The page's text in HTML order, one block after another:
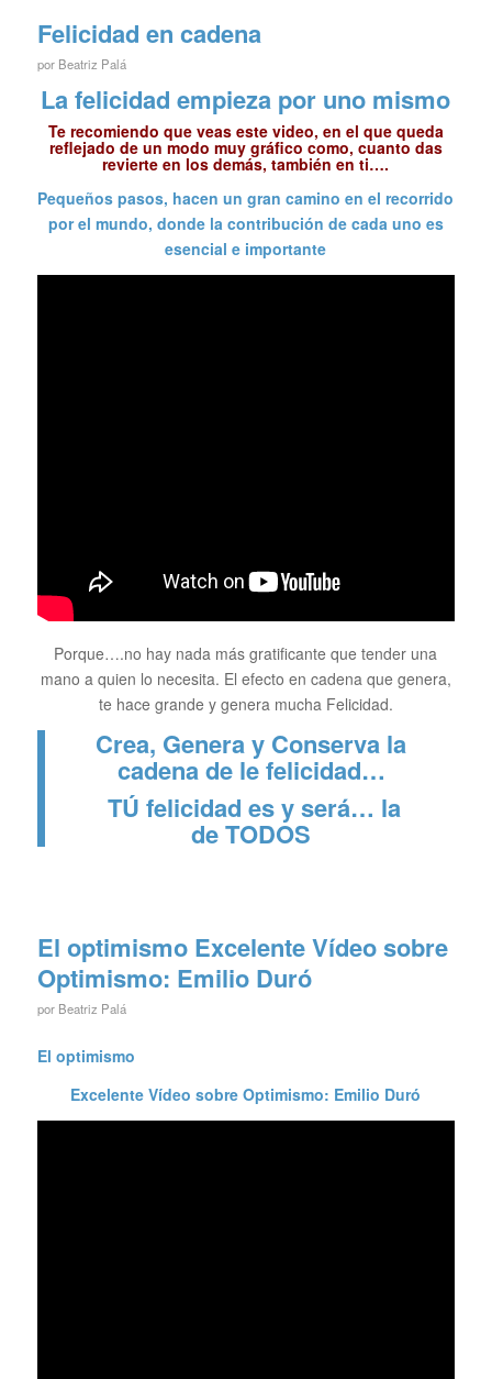
Felicidad en cadena
por Beatriz Palá
La felicidad empieza por uno mismo
Te recomiendo que veas este video, en el que queda
reflejado de un modo muy gráfico como, cuanto das
revierte en los demás, también en ti….
Pequeños pasos, hacen un gran camino en el recorrido
por el mundo, donde la contribución de cada uno es
esencial e importante
Porque….no hay nada más gratificante que tender una
mano a quien lo necesita. El efecto en cadena que genera,
te hace grande y genera mucha Felicidad.
Crea, Genera y Conserva la
cadena de le felicidad…
TÚ felicidad es y será… la
deTODOS
El optimismo Excelente Vídeo sobre
Optimismo: Emilio Duró
por Beatriz Palá
El optimismo
Excelente Vídeo sobre Optimismo: Emilio Duró